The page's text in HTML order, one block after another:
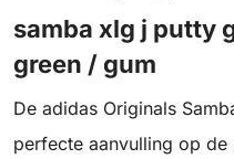
samba xlg j putty
green / gum
De adidas Originals
perfecte aanvulling op